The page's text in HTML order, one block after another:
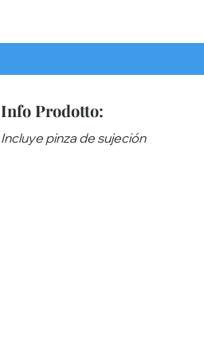
Info Prodotto:
Incluye pinza de sujeción